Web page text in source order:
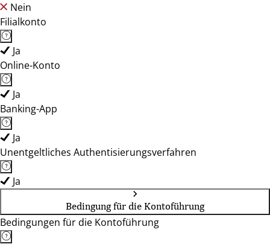
Nein
Filialkonto
Ja
Online-Konto
Ja
Banking-App
Ja
Unentgeltliches Authentisierungsverfahren
Ja
Bedingung für die Kontoführung
Bedingungen für die Kontoführung